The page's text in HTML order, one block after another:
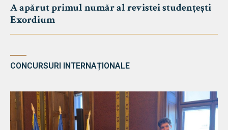
A apărut primul număr al revistei studențești
Exordium
CONCURSURI INTERNAȚIONALE